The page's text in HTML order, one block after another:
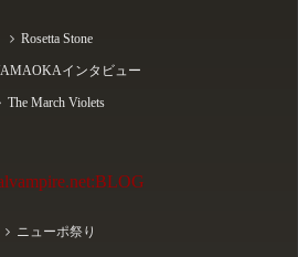
Rosetta Stone
インタビュー
The March Violets
ニューポ祭り